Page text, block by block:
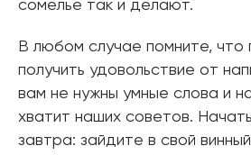
сомелье так и делают.
В любом случае помните, что
получить удовольствие от
вам не нужны умные слова и
хватит наших советов.
завтра: зайдите в свой